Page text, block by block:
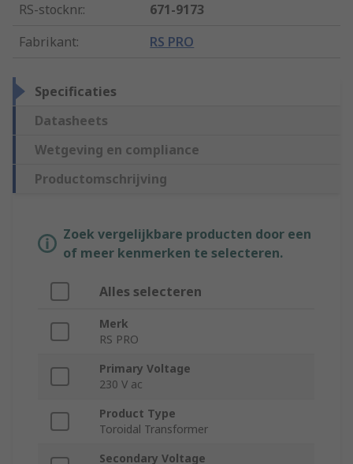
RS-stocknr.:
671-9173
Fabrikant: RS PRO
Specificaties
Datasheets
Wetgeving en compliance
Productomschrijving
Zoek vergelijkbare producten door een
of meer kenmerken te selecteren.
Alles selecteren
Merk
RS PRO
Primary Voltage
230 V ac
Product Type
Toroidal Transformer
Secondary Voltage